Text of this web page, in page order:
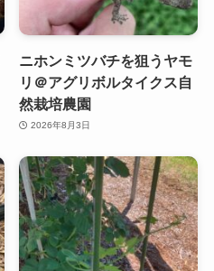
ニホンミツバチを狙うヤモ
リ＠アグリボルタイクス自
然栽培農園
2026年8月3日